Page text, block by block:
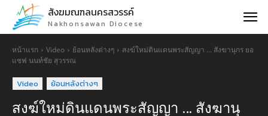
สังฆมณฑลนครสวรรค์
Nakhonsawan Diocese
หน้าแรก Video ย้อนหลังต่างๆ
สงฆ์ใหม่ดินแดนพระสัญญา ... สังฆานุกร ยอ
แซฟ นนท์ชัย สุวรรณ
Video ย้อนหลังต่างๆ
สงฆ์ใหม่ดินแดนพระสัญญา … สังฆานุ